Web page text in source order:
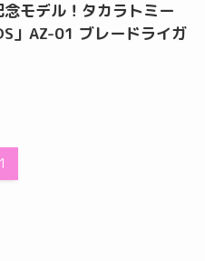
モデル！タカラトミー
」AZ-01 ブレードライガ
1